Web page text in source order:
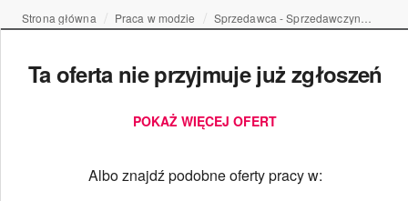
Strona główna Praca w modzie
Ta oferta nie przyjmuje już zgłoszeń
POKAŻ WIĘCEJ OFERT
Albo znajdź podobne oferty pracy w: